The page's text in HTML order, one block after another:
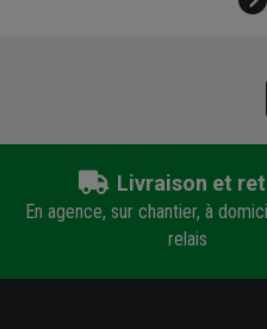
Livraison et
En agence, sur chantier, à
relais